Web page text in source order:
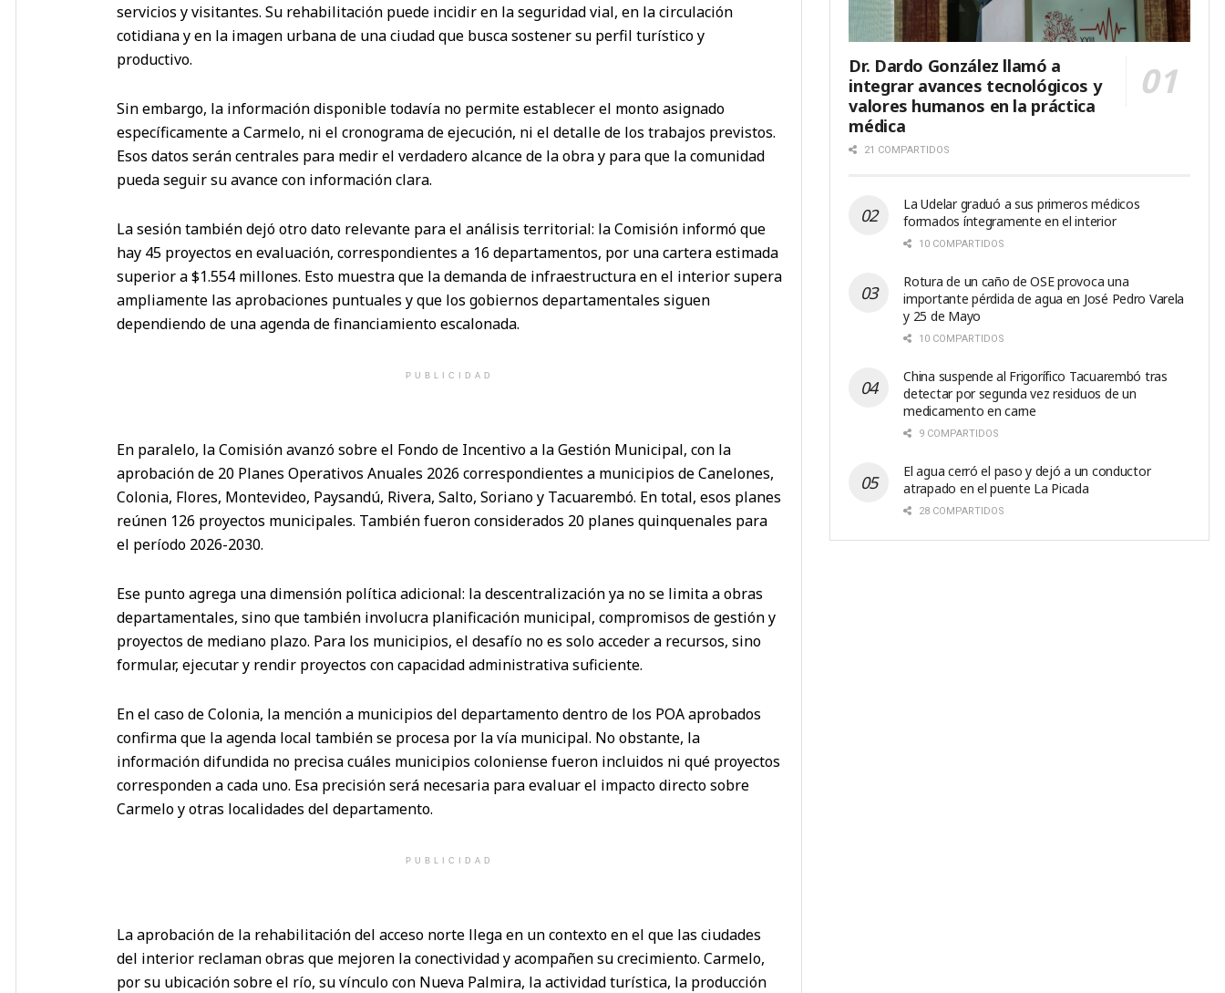
servicios y visitantes. Su rehabilitación puede incidir en la seguridad vial, en la circulación
cotidiana y en la imagen urbana de una ciudad que busca sostener su perfil turístico y
productivo.
Sin embargo, la información disponible todavía no permite establecer el monto asignado
específicamente a Carmelo, ni el cronograma de ejecución, ni el detalle de los trabajos previstos.
Esos datos serán centrales para medir el verdadero alcance de la obra y para que la comunidad
pueda seguir su avance con información clara.
La sesión también dejó otro dato relevante para el análisis territorial: la Comisión informó que
hay 45 proyectos en evaluación, correspondientes a 16 departamentos, por una cartera estimada
superior a $1.554 millones. Esto muestra que la demanda de infraestructura en el interior supera
ampliamente las aprobaciones puntuales y que los gobiernos departamentales siguen
dependiendo de una agenda de financiamiento escalonada.
PUBLICIDAD
En paralelo, la Comisión avanzó sobre el Fondo de Incentivo a la Gestión Municipal, con la
aprobación de 20 Planes Operativos Anuales 2026 correspondientes a municipios de Canelones,
Colonia, Flores, Montevideo, Paysandú, Rivera, Salto, Soriano y Tacuarembó. En total, esos planes
reúnen 126 proyectos municipales. También fueron considerados 20 planes quinquenales para
el período 2026-2030.
Ese punto agrega una dimensión política adicional: la descentralización ya no se limita a obras
departamentales, sino que también involucra planificación municipal, compromisos de gestión y
proyectos de mediano plazo. Para los municipios, el desafío no es solo acceder a recursos, sino
formular, ejecutar y rendir proyectos con capacidad administrativa suficiente.
En el caso de Colonia, la mención a municipios del departamento dentro de los POA aprobados
confirma que la agenda local también se procesa por la vía municipal. No obstante, la
información difundida no precisa cuáles municipios coloniense fueron incluidos ni qué proyectos
corresponden a cada uno. Esa precisión será necesaria para evaluar el impacto directo sobre
Carmelo y otras localidades del departamento.
PUBLICIDAD
La aprobación de la rehabilitación del acceso norte llega en un contexto en el que las ciudades
del interior reclaman obras que mejoren la conectividad y acompañen su crecimiento. Carmelo,
por su ubicación sobre el río, su vínculo con Nueva Palmira, la actividad turística, la producción
Dr. Dardo González llamó a
integrar avances tecnológicos y
valores humanos en la práctica
médica
21 COMPARTIDOS
La Udelar graduó a sus primeros médicos
formados íntegramente en el interior
10 COMPARTIDOS
Rotura de un caño de OSE provoca una
importante pérdida de agua en José Pedro Varela
y 25 de Mayo
10 COMPARTIDOS
China suspende al Frigorífico Tacuarembó tras
detectar por segunda vez residuos de un
medicamento en carne
9 COMPARTIDOS
El agua cerró el paso y dejó a un conductor
atrapado en el puente La Picada
28 COMPARTIDOS